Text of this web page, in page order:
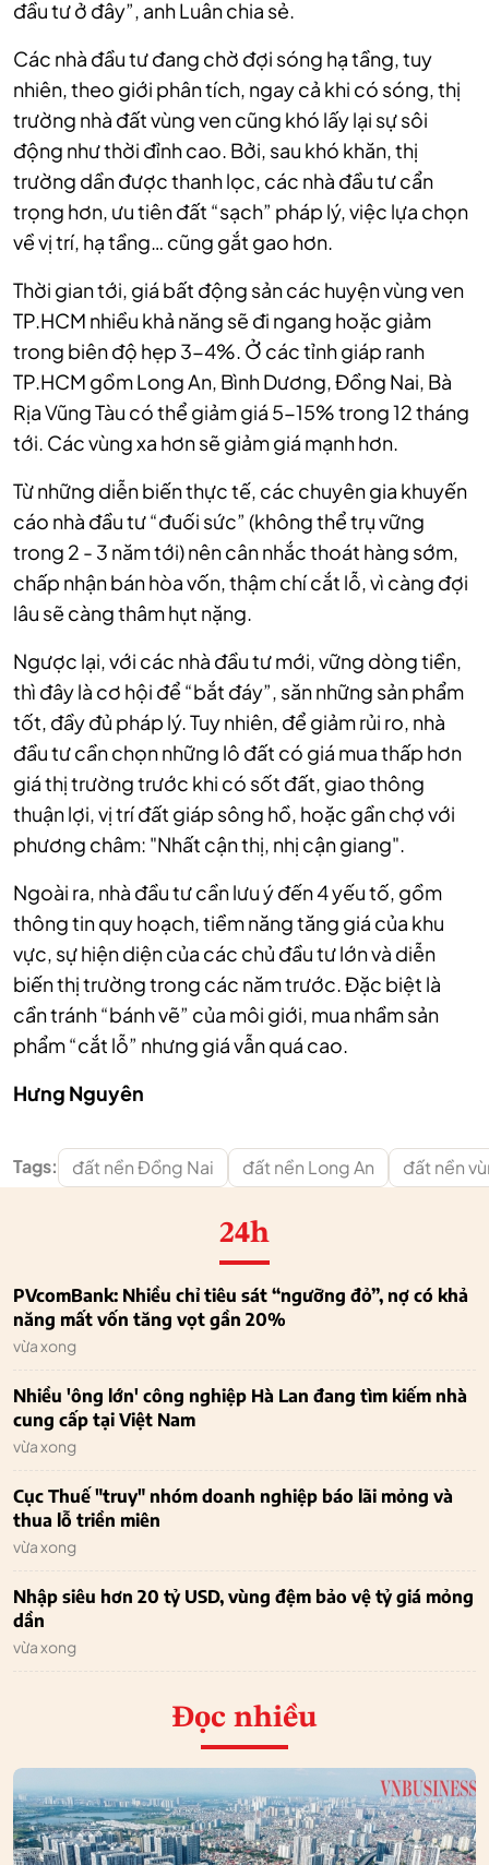
đầu tư ở đây”, anh Luân chia sẻ.
Các nhà đầu tư đang chờ đợi sóng hạ tầng, tuy
nhiên, theo giới phân tích, ngay cả khi có sóng, thị
trường nhà đất vùng ven cũng khó lấy lại sự sôi
động như thời đỉnh cao. Bởi, sau khó khăn, thị
trường dần được thanh lọc, các nhà đầu tư cẩn
trọng hơn, ưu tiên đất “sạch” pháp lý, việc lựa chọn
về vị trí, hạ tầng… cũng gắt gao hơn.
Thời gian tới, giá bất động sản các huyện vùng ven
TP.HCM nhiều khả năng sẽ đi ngang hoặc giảm
trong biên độ hẹp 3-4%. Ở các tỉnh giáp ranh
TP.HCM gồm Long An, Bình Dương, Đồng Nai, Bà
Rịa Vũng Tàu có thể giảm giá 5-15% trong 12 tháng
tới. Các vùng xa hơn sẽ giảm giá mạnh hơn.
Từ những diễn biến thực tế, các chuyên gia khuyến
cáo nhà đầu tư “đuối sức” (không thể trụ vững
trong 2 - 3 năm tới) nên cân nhắc thoát hàng sớm,
chấp nhận bán hòa vốn, thậm chí cắt lỗ, vì càng đợi
lâu sẽ càng thâm hụt nặng.
Ngược lại, với các nhà đầu tư mới, vững dòng tiền,
thì đây là cơ hội để “bắt đáy”, săn những sản phẩm
tốt, đầy đủ pháp lý. Tuy nhiên, để giảm rủi ro, nhà
đầu tư cần chọn những lô đất có giá mua thấp hơn
giá thị trường trước khi có sốt đất, giao thông
thuận lợi, vị trí đất giáp sông hồ, hoặc gần chợ với
phương châm: "Nhất cận thị, nhị cận giang".
Ngoài ra, nhà đầu tư cần lưu ý đến 4 yếu tố, gồm
thông tin quy hoạch, tiềm năng tăng giá của khu
vực, sự hiện diện của các chủ đầu tư lớn và diễn
biến thị trường trong các năm trước. Đặc biệt là
cần tránh “bánh vẽ” của môi giới, mua nhầm sản
phẩm “cắt lỗ” nhưng giá vẫn quá cao.
Hưng Nguyên
Tags: đất nền Đồng Nai đất nền Long An đất nền
24h
PVcomBank: Nhiều chỉ tiêu sát “ngưỡng đỏ”, nợ có khả
năng mất vốn tăng vọt gần 20%
vừa xong
Nhiều 'ông lớn' công nghiệp Hà Lan đang tìm kiếm nhà
cung cấp tại Việt Nam
vừa xong
Cục Thuế "truy" nhóm doanh nghiệp báo lãi mỏng và
thua lỗ triền miên
vừa xong
Nhập siêu hơn 20 tỷ USD, vùng đệm bảo vệ tỷ giá mỏng
dần
vừa xong
Đọc nhiều